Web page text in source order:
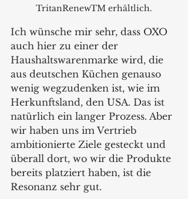
TritanRenewTM erhältlich.
Ich wünsche mir sehr, dass OXO
auch hier zu einer der
Haushaltswarenmarke wird, die
aus deutschen Küchen genauso
wenig wegzudenken ist, wie im
Herkunftsland, den USA. Das ist
natürlich ein langer Prozess. Aber
wir haben uns im Vertrieb
ambitionierte Ziele gesteckt und
überall dort, wo wir die Produkte
bereits platziert haben, ist die
Resonanz sehr gut.